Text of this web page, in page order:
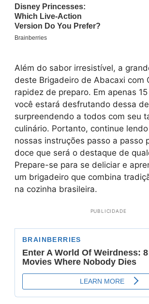
Além do sabor irresistível, a
deste Brigadeiro de Abacaxi com
rapidez de preparo. Em apenas
você estará desfrutando dessa
surpreendendo a todos com seu
culinário. Portanto, continue
nossas instruções passo a passo
doce que será o destaque de
Prepare-se para se deliciar e
um brigadeiro que combina
na cozinha brasileira.
PUBLICIDADE